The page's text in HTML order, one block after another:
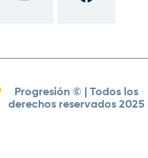
Progresión ©
| Todos los
derechos reservados 2025